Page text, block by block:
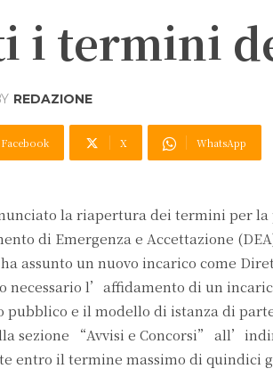
i termini
REDAZIONE
Facebook X WhatsApp
la riapertura dei termini per
di Emergenza e Accettazione
assunto un nuovo incarico come
necessario l’affidamento di un
pubblico e il modello di istanza di
sezione “Avvisi e Concorsi”
entro il termine massimo di quindici